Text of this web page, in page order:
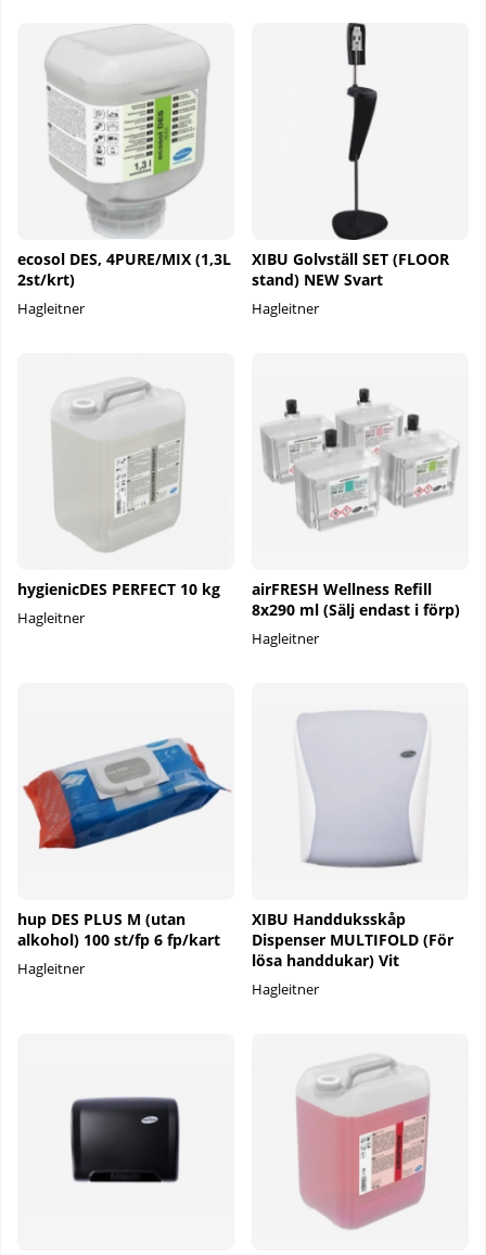
ecosol DES, 4PURE/MIX (1,3L
2st/krt)
Hagleitner
XIBU Golvställ SET (FLOOR
stand) NEW Svart
Hagleitner
hygienicDES PERFECT 10 kg
Hagleitner
airFRESH Wellness Refill
8x290 ml (Sälj endast i förp)
Hagleitner
hup DES PLUS M (utan
alkohol) 100 st/fp 6 fp/kart
Hagleitner
XIBU Handduksskåp
Dispenser MULTIFOLD (För
lösa handdukar) Vit
Hagleitner